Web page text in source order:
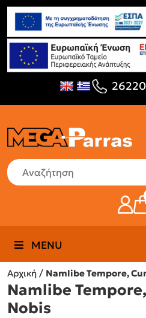
MENU
Αρχική / Namlibe Tempore,
Namlibe
Nobis